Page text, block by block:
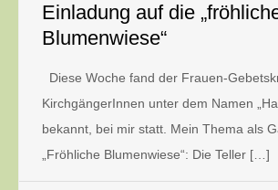
Einladung auf die
Blumenwiese“
Diese Woche fand der Frauen-
KirchgängerInnen unter dem Namen
bekannt, bei mir statt. Mein Thema als
„Fröhliche Blumenwiese“: Die Teller […]